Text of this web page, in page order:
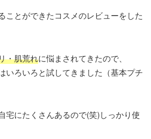
ことができたコスメのレビューをした
・肌荒れに悩まされてきたので、
いろいろと試してきました（基本プチ
宅にたくさんあるので(笑)しっかり使